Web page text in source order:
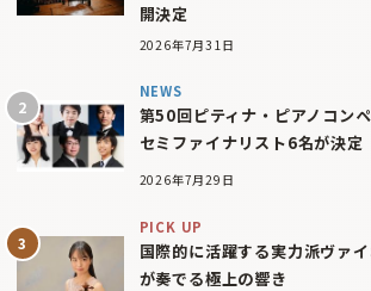
開決定
2026年7月31日
NEWS
第50回ピティナ・ピアノコンペ
セミファイナリスト6名が決定
2026年7月29日
PICK UP
国際的に活躍する実力派ヴァ
が奏でる極上の響き